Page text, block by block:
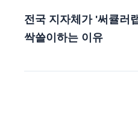
전국 지자체가 '써큘러
싹쓸이하는 이유